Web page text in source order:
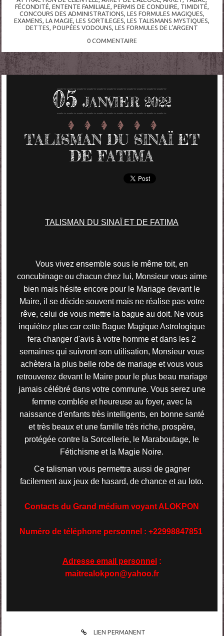
FÉCONDITÉ ENTENTE FAMILIALE PERMIS DE CONDUIRE TIMIDITÉ
CONCOURS DES ADMINISTRATIONS LES FORMULES MAGIQUES
EXAMENS ,LA MAGIE ,LES SORTILEGES ,LES TALISMANS MYSTIQUES
DETTES ,POUPÉES VODOUNS ,LES FORMULES DE L’ARGENT
0 COMMENTAIRE
05 JANVIER 2022
TALISMAN DU SINAÏ ET
DE FATIMA
TALISMAN DU SINAÏ ET DE FATIMA
Vous vivez ensemble sous le même toit, en
concubinage ou chacun chez lui, Monsieur vous aime
bien mais hésite encore pour le Mariage devant le
Maire, il se décide souvent mais ne réalise pas votre
rêve, celui de vous mettre la bague au doit. Ne vous
inquiétez plus car cette Bague Magique Astrologique
fera changer d'avis à votre homme et dans les 2
semaines qui suivront son utilisation, Monsieur vous
achètera la plus belle robe de mariage et vous vous
retrouverez devant le Maire pour le plus beau mariage
jamais célébré dans votre commune. Vous serez une
femme comblée et heureuse au foyer, avec la
naissance d'enfants très intelligents, en bonne santé
et très beaux et une famille très riche, prospère,
protégée contre la Sorcellerie, le Maraboutage, le
Fétichisme et la Magie Noire.
Ce talisman vous permettra aussi de gagner
facilement aux jeux de hasard, de chance et au loto.
Contacts du Grand médium voyant ALOKPON
Numéro de téléphone personnel : +22998847851
Adresse email personnel :
maitrealokpon@yahoo.fr
LIEN PERMANENT